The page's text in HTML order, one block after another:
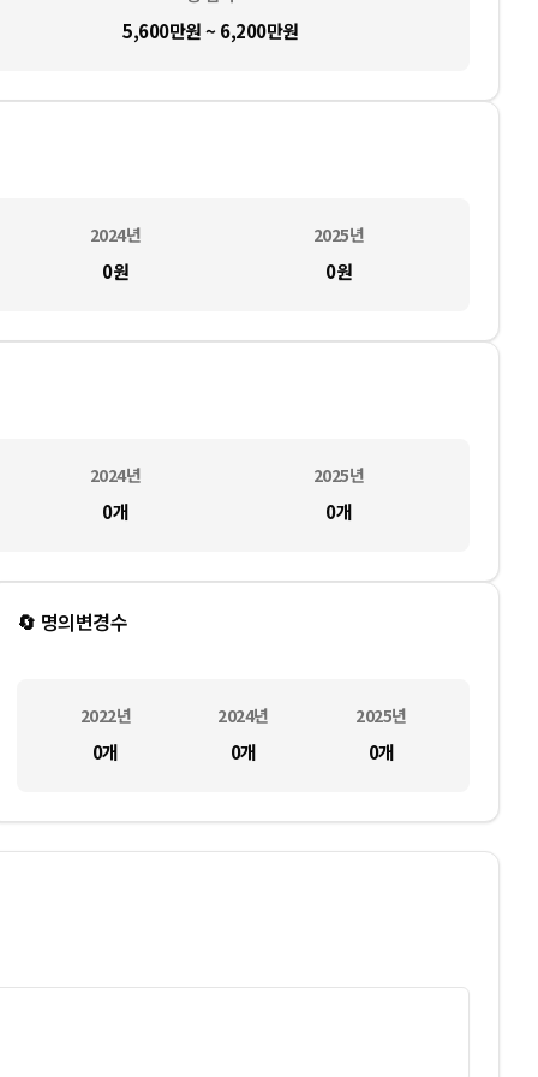
5,600만원 ~ 6,200만원
2024년 2025년
0원 0원
2024년 2025년
0개 0개
🔄 명의변경수
2022년 2024년 2025년
0개 0개 0개